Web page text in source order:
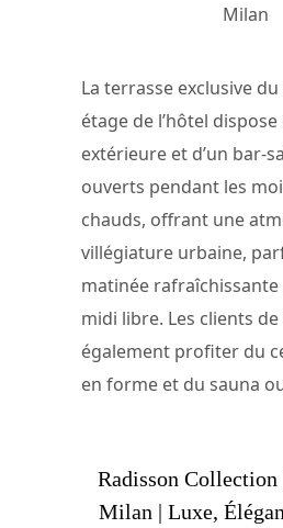
Milan
La terrasse exclusive
étage de l’hôtel dispose
extérieure et d’un bar-
ouverts pendant les
chauds, offrant une
villégiature urbaine,
matinée
midi libre. Les clients
également profiter du
en forme et du sauna
Radisson Collection
Milan | Luxe,